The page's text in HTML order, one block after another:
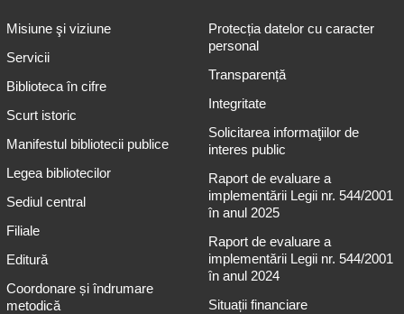
Misiune şi viziune
Servicii
Biblioteca în cifre
Scurt istoric
Manifestul bibliotecii publice
Legea bibliotecilor
Sediul central
Filiale
Editură
Coordonare și îndrumare
metodică
Protecția datelor cu caracter
personal
Transparență
Integritate
Solicitarea informaţiilor de
interes public
Raport de evaluare a
implementării Legii nr. 544/2001
în anul 2025
Raport de evaluare a
implementării Legii nr. 544/2001
în anul 2024
Situații financiare